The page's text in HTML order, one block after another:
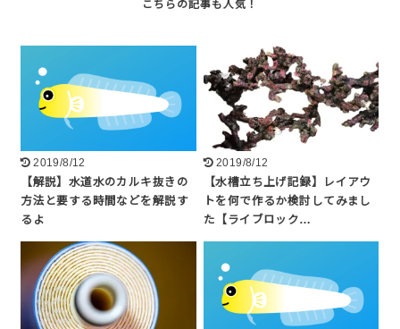
2019/8/12
【解説】水道水のカルキ抜きの
方法と要する時間などを解説す
るよ
2019/8/12
【水槽立ち上げ記録】レイアウ
トを何で作るか検討してみまし
た【ライブロック…